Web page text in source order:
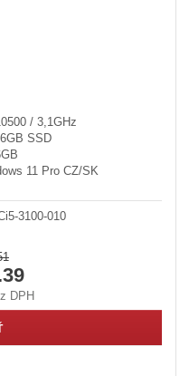
/ 3,1GHz
SSD
11 Pro CZ/SK
3100-010
DPH